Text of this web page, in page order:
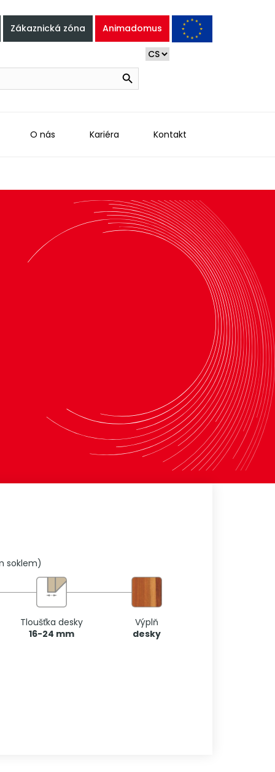
Zákaznická zóna Animadomus
Search Button
O nás Kariéra Kontakt
soklem)
Tloušťka desky
16-24 mm
Výplň
desky